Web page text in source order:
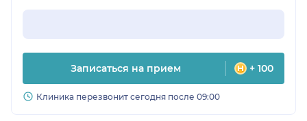
Записаться на прием + 100
Клиника перезвонит сегодня после 09:00